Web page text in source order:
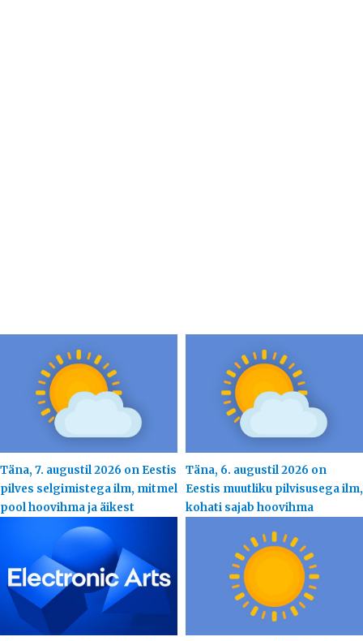
Täna, 7. augustil 2026 on Eestis
pilves selgimistega ilm, mitmel
pool hoovihma ja äikest
Täna, 6. augustil 2026 on
Eestis muutliku pilvisusega ilm,
kohati sajab hoovihma